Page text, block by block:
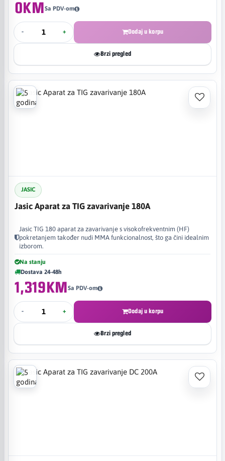
0KMSa PDV-om
- + Dodaj u korpu
Brzi pregled
JASIC
Jasic Aparat za TIG zavarivanje 180A
Jasic TIG 180 aparat za zavarivanje s visokofrekventnim (HF)
pokretanjem također nudi MMA funkcionalnost, što ga čini idealnim
izborom.
Na stanju
Dostava 24-48h
1,319KMSa PDV-om
- + Dodaj u korpu
Brzi pregled